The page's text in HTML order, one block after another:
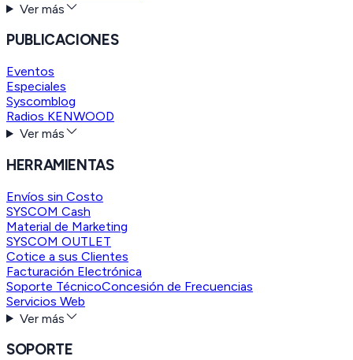
Ver más
PUBLICACIONES
Eventos
Especiales
Syscomblog
Radios KENWOOD
Ver más
HERRAMIENTAS
Envíos sin Costo
SYSCOM Cash
Material de Marketing
SYSCOM OUTLET
Cotice a sus Clientes
Facturación Electrónica
Soporte TécnicoConcesión de Frecuencias
Servicios Web
Ver más
SOPORTE